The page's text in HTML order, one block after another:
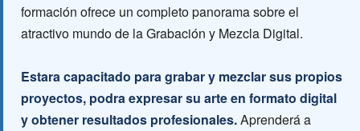
formación ofrece un completo panorama sobre el
atractivo mundo de la Grabación y Mezcla Digital.
Estara capacitado para grabar y mezclar sus propios
proyectos, podra expresar su arte en formato digital
y obtener resultados profesionales.Aprenderá a